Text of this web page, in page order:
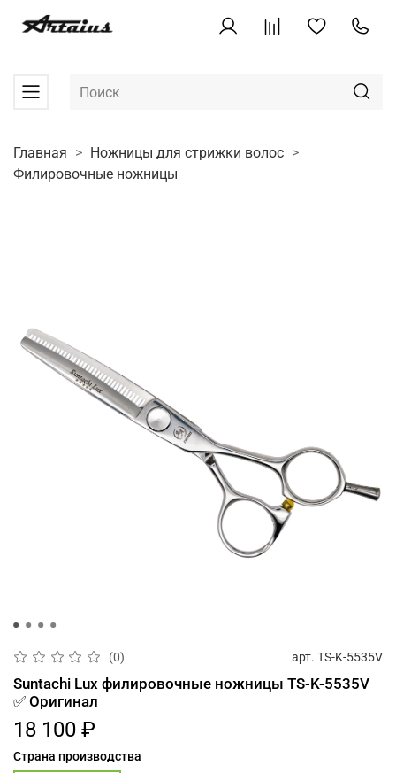
Главная
Ножницы для стрижки волос
Филировочные ножницы
(0) арт. TS-K-5535V
Suntachi Lux филировочные ножницы TS-K-5535V
✅ Оригинал
18 100 ₽
Страна производства